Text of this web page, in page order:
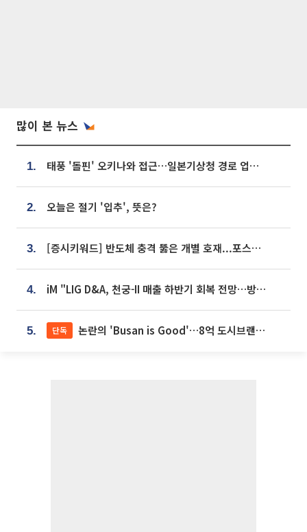
많이 본 뉴스
1. 태풍 '돌핀' 오키나와 접근…일본기상청 경로 업데이트
2. 오늘은 절기 '입추', 뜻은?
3. [증시키워드] 반도체 충격 뚫은 개별 호재...포스코퓨처엠·에코프로·한화솔루션 '눈길'
4. iM "LIG D&A, 천궁-II 매출 하반기 회복 전망…방산 톱픽 유지"
5. 단독 논란의 'Busan is Good'…8억 도시브랜드, 용산 대통령실 CI 업체가 수행